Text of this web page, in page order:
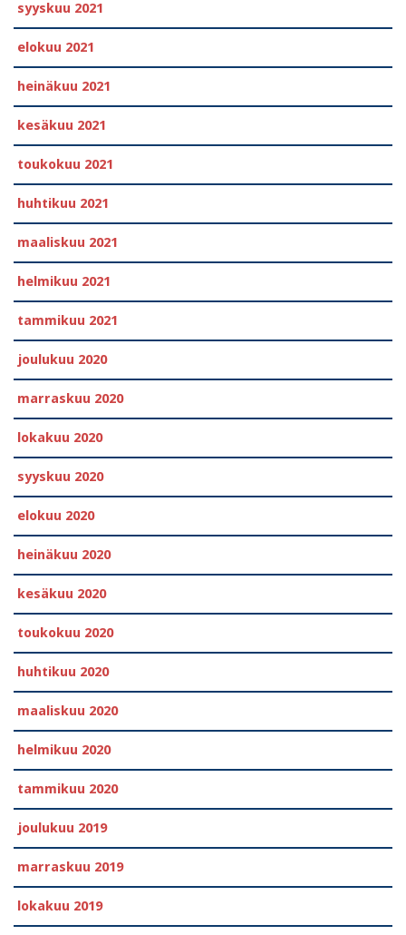
syyskuu 2021
elokuu 2021
heinäkuu 2021
kesäkuu 2021
toukokuu 2021
huhtikuu 2021
maaliskuu 2021
helmikuu 2021
tammikuu 2021
joulukuu 2020
marraskuu 2020
lokakuu 2020
syyskuu 2020
elokuu 2020
heinäkuu 2020
kesäkuu 2020
toukokuu 2020
huhtikuu 2020
maaliskuu 2020
helmikuu 2020
tammikuu 2020
joulukuu 2019
marraskuu 2019
lokakuu 2019